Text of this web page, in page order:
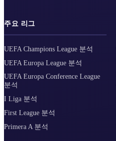
주요 리그
UEFA Champions League 분석
UEFA Europa League 분석
UEFA Europa Conference League
분석
I Liga 분석
First League 분석
Primera A 분석